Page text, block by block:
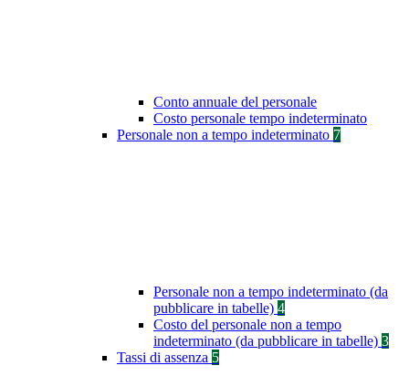
Conto annuale del personale
Costo personale tempo indeterminato
Personale non a tempo indeterminato 7
Personale non a tempo indeterminato (da
pubblicare in tabelle) 4
Costo del personale non a tempo
indeterminato (da pubblicare in tabelle) 3
Tassi di assenza 5